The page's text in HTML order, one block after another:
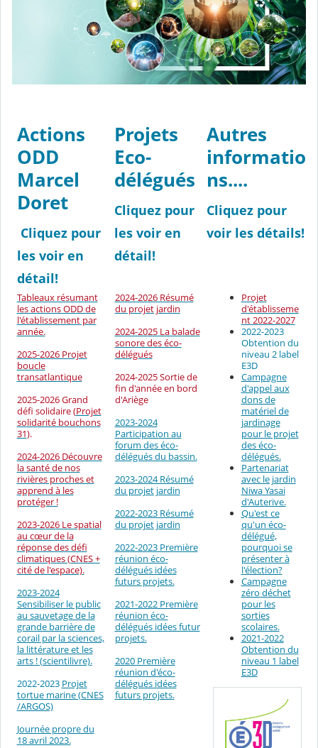
Actions
ODD
Marcel
Doret
Cliquez pour
les voir en
détail!
Projets
Eco-
délégués
Cliquez pour
les voir en
détail!
Autres
informatio
ns....
Cliquez pour
voir les détails!
Tableaux résumant
les actions ODD de
l'établissementpar
année.
2025-2026 Projet
boucle
transatlantique
2025-2026 Grand
défi solidaire (Projet
solidarité bouchons
31).
2024-2026 Découvre
la santé de nos
rivières proches et
apprend à les
protéger !
2023-2026 Le spatial
au cœur de la
réponse des défi
climatiques (CNES +
cité de l'espace).
2023-2024
Sensibiliser le public
au sauvetage de la
grande barrière de
corail par la sciences,
la littérature et les
arts ! (scientilivre).
2022-2023 Projet
tortue marine (CNES
/ARGOS)
Journée propre du
18 avril 2023.
2024-2026 Résumé
du projet jardin
2024-2025 La balade
sonore des éco-
délégués
2024-2025 Sortie de
fin d'année en bord
d'Ariège
2023-2024
Participation au
forum des éco-
délégués du bassin.
2023-2024 Résumé
du projet jardin
2022-2023 Résumé
du projet jardin
2022-2023 Première
réunion éco-
délégués idées
futurs projets.
2021-2022 Première
réunion éco-
délégués idées futur
projets.
2020 Première
réunion d'éco-
délégués idées
futurs projets.
Projet
d'établisseme
nt 2022-2027
2022-2023
Obtention du
niveau 2 label
E3D
Campagne
d'appel aux
dons de
matériel de
jardinage
pour le projet
des éco-
délégués.
Partenariat
avec le jardin
Niwa Yasai
d'Auterive.
Qu'est ce
qu'un éco-
délégué,
pourquoi se
présenter à
l'élection?
Campagne
zéro déchet
pour les
sorties
scolaires.
2021-2022
Obtention du
niveau 1 label
E3D